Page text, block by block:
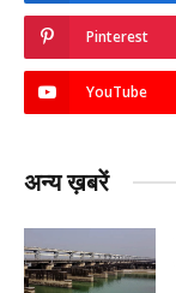
Pinterest
YouTube
अन्य ख़बरें